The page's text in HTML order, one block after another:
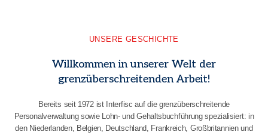
UNSERE GESCHICHTE
Willkommen in unserer Welt der
grenzüberschreitenden Arbeit!
Bereits seit 1972 ist Interfisc auf die grenzüberschreitende
Personalverwaltung sowie Lohn- und Gehaltsbuchführung spezialisiert: in
den Niederlanden, Belgien, Deutschland, Frankreich, Großbritannien und